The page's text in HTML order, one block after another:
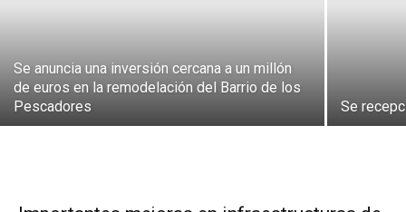
Se anuncia una inversión cercana a un millón
de euros en la remodelación del Barrio de los
Pescadores
Se